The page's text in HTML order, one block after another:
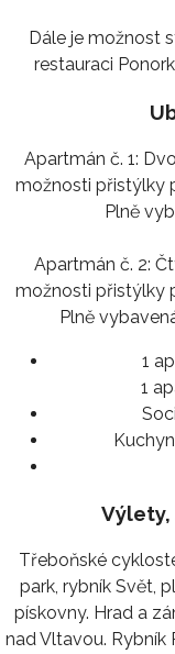
Dále je možnost
restauraci
Apartmán č. 1:
možnosti přistýlky
Plně
Apartmán č. 2:
možnosti přistýlky
Plně
1
1
Výlety,
Třeboňské
park, rybník Svět,
pískovny. Hrad a
nad Vltavou. Rybník